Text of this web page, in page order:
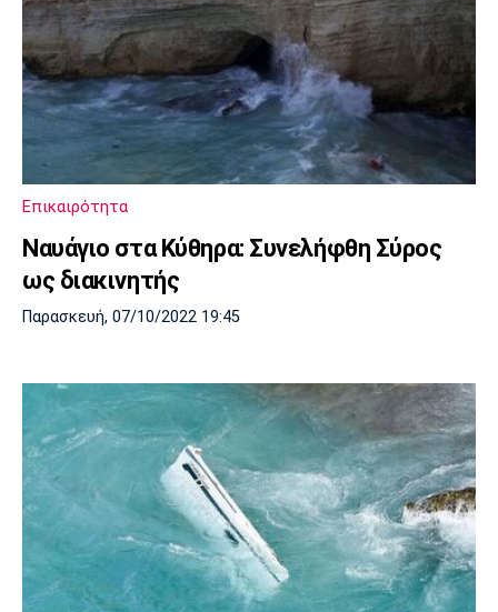
Επικαιρότητα
Ναυάγιο στα Κύθηρα: Συνελήφθη Σύρος
ως διακινητής
Παρασκευή, 07/10/2022 19:45